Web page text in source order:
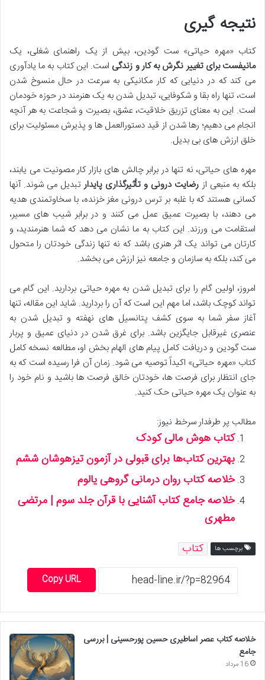
نتیجه گیری
کتاب «مهره حیاتی» ست گودین، بیش از یک راهنمای شغلی، یک
مانیفست برای تغییر نگرش به کار و زندگی است. این کتاب به ما یادآوری
می کند که در دنیایی که کار مکانیکی به سرعت در حال منسوخ شدن
است، تنها راه بقا و شکوفایی، تبدیل شدن به یک هنرمند در حوزه خودمان
است. این به معنای تزریق خلاقیت، عشق، بصیرت و شجاعت به هر آنچه
انجام می دهیم؛ رها شدن از قید دستورالعمل ها و پذیرش مسئولیت برای
خلق ارزش های بی بدیل.
مهره های حیاتی، نه تنها در برابر چالش های بازار کار مصونیت می یابند،
بلکه به منبعی از رضایت درونی و تأثیرگذاری پایدار تبدیل می شوند. آنها
کسانی هستند که با غلبه بر ترس درونی مغز خزنده، با سخاوتمندی هدیه
می دهند، با بصیرت عمیق عمل می کنند و در برابر شیب های مسیر،
استقامت می ورزند. این کتاب به ما نشان می دهد که شما هنرمندید، و
کارتان می تواند یک اثر هنری باشد که نه تنها زندگی خودتان را متحول
می کند، بلکه به سازمان و جامعه نیز ارزش می بخشد.
امروز، اولین گام را برای تبدیل شدن به مهره حیاتی بردارید. این گام می
تواند کوچک باشد، اما مهم این است که آن را بردارید. شاید این مقاله، تنها
آغاز سفر شما به سوی کشف پتانسیل های نهفته و تبدیل شدن به
عنصری غیرقابل جایگزین باشد. برای غرق شدن در دنیای عمیق و پربار
ست گودین و دریافت کامل پیام های الهام بخش او، مطالعه نسخه کامل
کتاب «مهره حیاتی» اکیداً توصیه می شود. زمان آن فرا رسیده است که به
جای انتظار برای فرصت ها، خودتان خالق فرصت ها باشید و نام خود را
به عنوان یک مهره حیاتی حک کنید.
مطالب پر طرفدار سرخط نیوز:
کتاب هوش مالی کودک
بهترین کتاب‌ها برای قبولی در آزمون تیزهوشان ششم
خلاصه کتاب روان درمانی گروهی یالوم
خلاصه جامع کتاب آشنایی با قرآن جلد سوم | مرتضی
مطهری
برچسب ها کتاب
Copy URL
خلاصه کتاب عصر اساطیری حسین پورحسینی | بررسی
جامع
16 مرداد